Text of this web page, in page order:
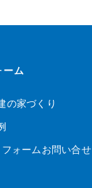
ーム
の家づくり
フォームお問い合せ